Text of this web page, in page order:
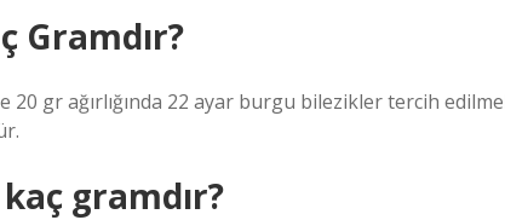
Gramdır?
20 gr ağırlığında 22 ayar burgu bilezikler tercih
gramdır?